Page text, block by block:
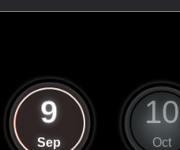
9
Sep
10
Oct